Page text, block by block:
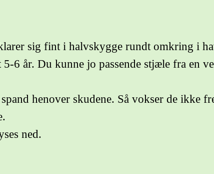
sig fint i halvskygge rundt omkring i
6 år. Du kunne jo passende stjæle fra en
henover skudene. Så vokser de ikke
ned.